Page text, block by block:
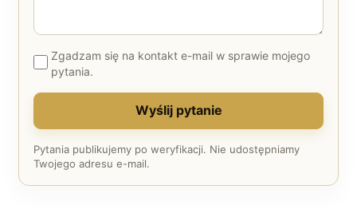
Zgadzam się na kontakt e-mail w sprawie mojego
pytania.
Wyślij pytanie
Pytania publikujemy po weryfikacji. Nie udostępniamy
Twojego adresu e-mail.